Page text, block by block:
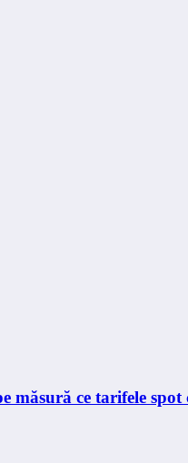
măsură ce tarifele spot